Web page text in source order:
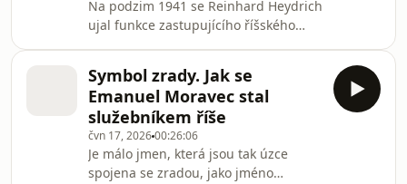
vyhlazovacích táborech nebo na
pochodech smrti. Právě bubenské
nádraží si autoři Hlasů paměti vybra
Na podzim 1941 se Reinhard Heydrich
ujal funkce zastupujícího říšského
Emanuela Moravce začala zlatá éra. V
lednu 1942 se stal ministrem školství
a národní osvěty. Pro nacisty byl
ideálním mužem, protože potřebovali
někoho, koho se bude bát i
protektorátní vláda.Všechny díly
Symbol zrady. Jak se
Emanuel Moravec stal
služebníkem říše
čvn 17, 202600:26:06
Je málo jmen, která jsou tak úzce
spojena se zradou, jako jméno